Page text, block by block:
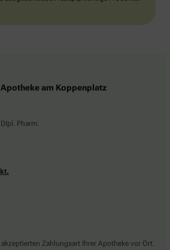
am Koppenplatz
Pharm.
Zahlungsart Ihrer Apotheke vor Ort.